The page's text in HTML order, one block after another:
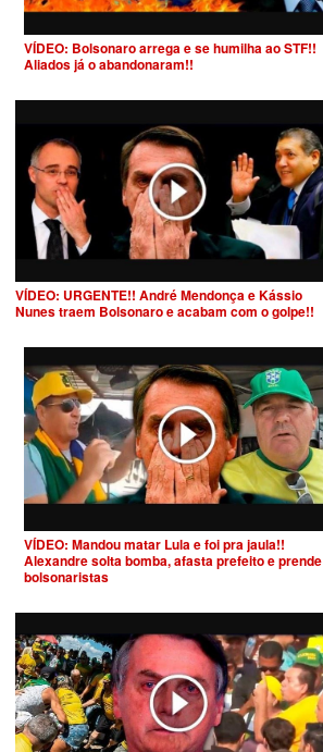
VÍDEO: Bolsonaro arrega e se humilha ao STF!!
Aliados já o abandonaram!!
VÍDEO: URGENTE!! André Mendonça e Kássio
Nunes traem Bolsonaro e acabam com o golpe!!
VÍDEO: Mandou matar Lula e foi pra jaula!!
Alexandre solta bomba, afasta prefeito e prende
bolsonaristas